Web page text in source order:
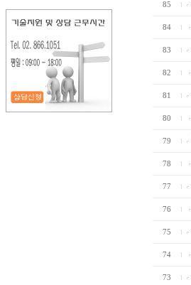
85
84
83
82
81
80
79
78
77
76
75
74
73